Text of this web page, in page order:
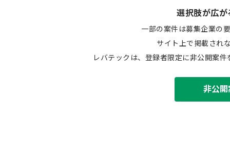
選択肢が広が
一部の案件は募集企業の
サイト上で掲載され
レバテックは、登録者限定に非公開案
非公